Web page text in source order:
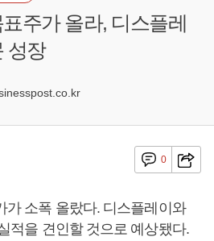
주가 올라, 디스플레
성장
0
가 소폭 올랐다. 디스플레이와
적을 견인할 것으로 예상됐다.